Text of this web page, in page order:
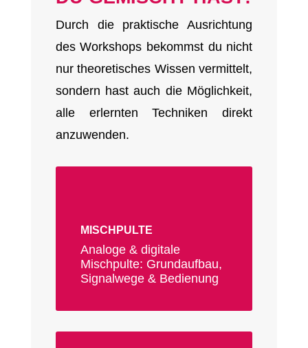
Durch die praktische Ausrichtung
des Workshops bekommst du nicht
nur theoretisches Wissen vermittelt,
sondern hast auch die Möglichkeit,
alle erlernten Techniken direkt
anzuwenden.
MISCHPULTE
Analoge & digitale
Mischpulte: Grundaufbau,
Signalwege & Bedienung